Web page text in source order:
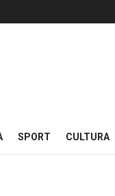
SPORT CULTURA